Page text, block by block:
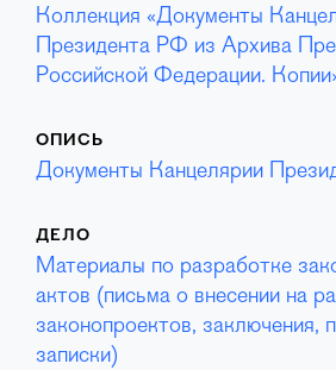
Коллекция «Документы
Президента РФ из Архива
Российской Федерации.
ОПИСЬ
Документы Канцелярии
ДЕЛО
Материалы по разработке
актов (письма о внесении на
законопроектов, заключения,
записки)